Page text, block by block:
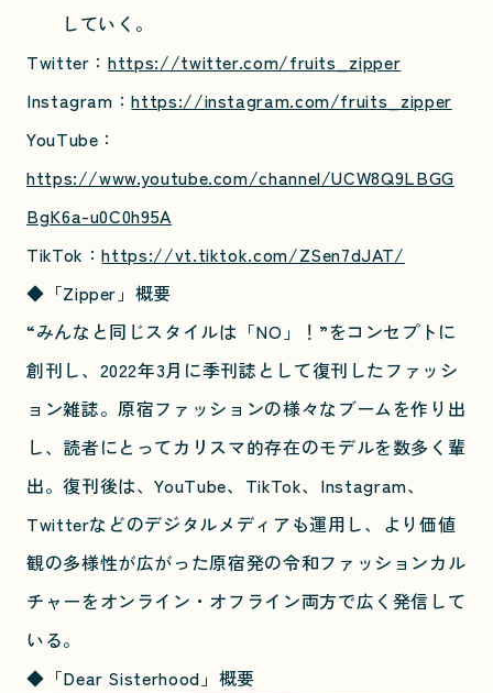
していく。
Twitter：https://twitter.com/fruits_zipper
Instagram：https://instagram.com/fruits_zipper
YouTube：
https://www.youtube.com/channel/UCW8Q9LBGG
BgK6a-u0C0h95A
TikTok：https://vt.tiktok.com/ZSen7dJAT/
◆「Zipper」概要
“みんなと同じスタイルは「NO」！”をコンセプトに
創刊し、2022年3月に季刊誌として復刊したファッシ
ョン雑誌。原宿ファッションの様々なブームを作り出
し、読者にとってカリスマ的存在のモデルを数多く輩
出。復刊後は、YouTube、TikTok、Instagram、
Twitterなどのデジタルメディアも運用し、より価値
観の多様性が広がった原宿発の令和ファッションカル
チャーをオンライン・オフライン両方で広く発信して
いる。
◆ 「Dear Sisterhood」概要